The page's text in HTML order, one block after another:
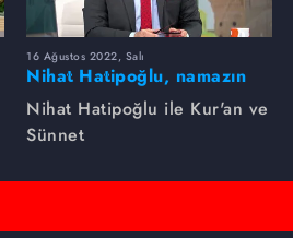
16 Ağustos 2022, Salı
Nihat Hatipoğlu, namazın
güzelliklerini anlatıyor...
Nihat Hatipoğlu ile Kur'an ve
Sünnet